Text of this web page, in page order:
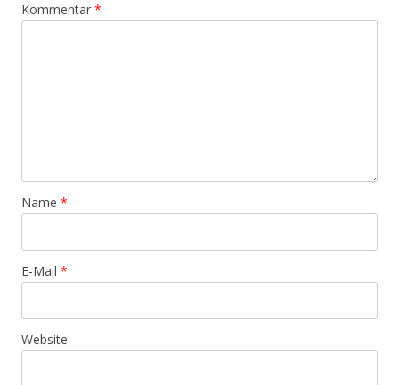
Kommentar *
Name *
E-Mail *
Website